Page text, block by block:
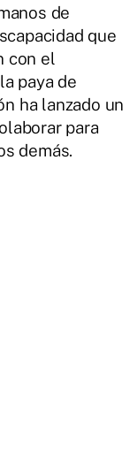
de
que
con el
paya de
ha lanzado un
para
demás.